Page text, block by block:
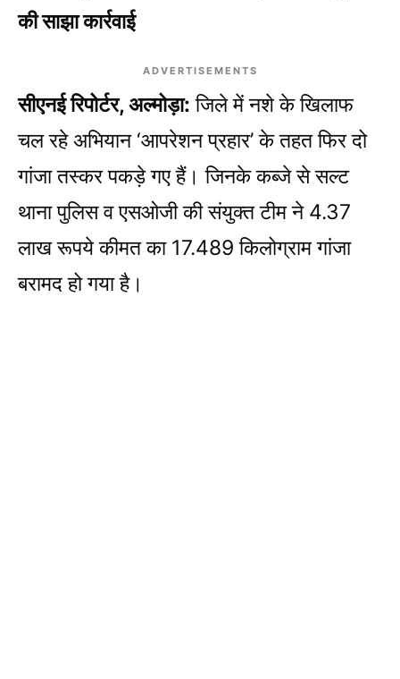
की साझा कार्रवाई
ADVERTISEMENTS
सीएनई रिपोर्टर, अल्मोड़ा: जिले में नशे के खिलाफ
चल रहे अभियान ‘आपरेशन प्रहार’ के तहत फिर दो
गांजा तस्कर पकड़े गए हैं। जिनके कब्जे से सल्ट
थाना पुलिस व एसओजी की संयुक्त टीम ने 4.37
लाख रूपये कीमत का 17.489 किलोग्राम गांजा
बरामद हो गया है।